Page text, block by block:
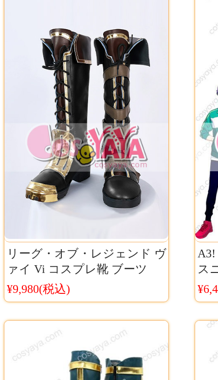
リーグ・オブ・レジェンド ヴ
ァイ Vi コスプレ靴 ブーツ
Cosyaya通販 送料無料
¥9,980(税込)
ス
ー
シ